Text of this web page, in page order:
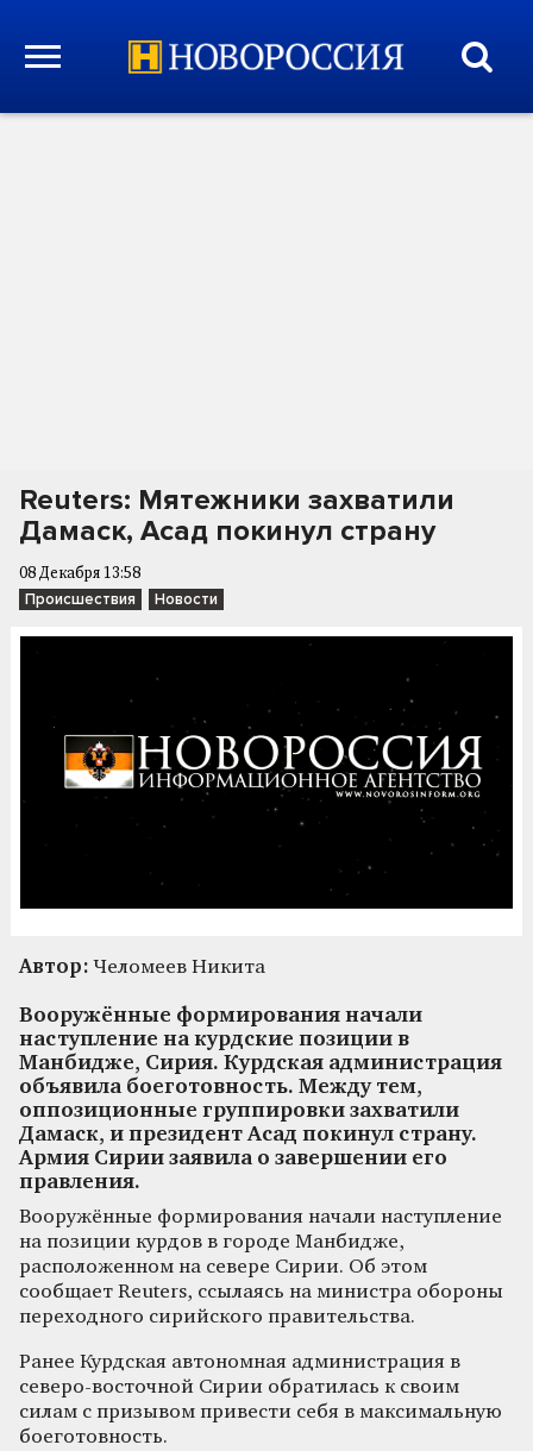
Reuters: Мятежники захватили
Дамаск, Асад покинул страну
08 Декабря 13:58
Происшествия Новости
Автор: Челомеев Никита
Вооружённые формирования начали
наступление на курдские позиции в
Манбидже, Сирия. Курдская администрация
объявила боеготовность. Между тем,
оппозиционные группировки захватили
Дамаск, и президент Асад покинул страну.
Армия Сирии заявила о завершении его
правления.
Вооружённые формирования начали наступление
на позиции курдов в городе Манбидже,
расположенном на севере Сирии. Об этом
сообщает Reuters, ссылаясь на министра обороны
переходного сирийского правительства.
Ранее Курдская автономная администрация в
северо-восточной Сирии обратилась к своим
силам с призывом привести себя в максимальную
боеготовность.